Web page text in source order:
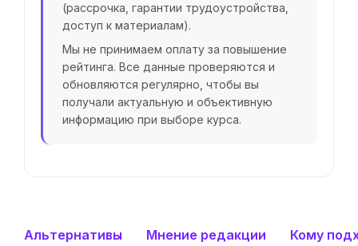
(рассрочка, гарантии трудоустройства,
доступ к материалам).
Мы не принимаем оплату за повышение
рейтинга. Все данные проверяются и
обновляются регулярно, чтобы вы
получали актуальную и объективную
информацию при выборе курса.
Альтернативы Мнение редакции Кому